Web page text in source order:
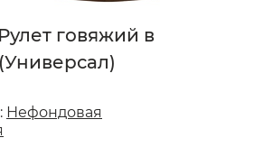
говяжий в
Нефондовая